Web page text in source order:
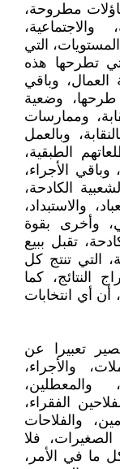
مطروحة،
التي
تطرحها هذه
وباقي
طرحها، وضعية
وممارسات
وبالعمل
الطبقية،
وباقي الأجراء،
الكادحة،
والاستبداد،
وأخرى بقوة
تقبل ببيع
التي تنتج كل
النتائج، كما
أن أي انتخابات
تعبيرا عن
والأجراء،
والمعطلين،
الفقراء،
والفلاحات
الصغيرات، فلا
ما في الأمر،